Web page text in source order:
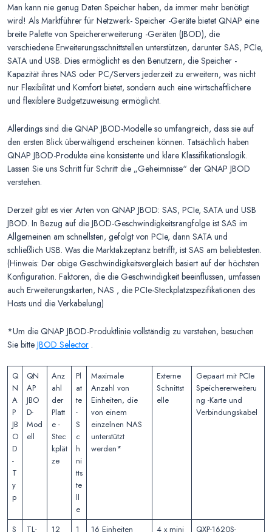
Man kann nie genug Daten Speicher haben, da immer mehr benötigt
wird! Als Marktführer für Netzwerk- Speicher -Geräte bietet QNAP eine
breite Palette von Speichererweiterung -Geräten (JBOD), die
verschiedene Erweiterungsschnittstellen unterstützen, darunter SAS, PCIe,
SATA und USB. Dies ermöglicht es den Benutzern, die Speicher -
Kapazität ihres NAS oder PC/Servers jederzeit zu erweitern, was nicht
nur Flexibilität und Komfort bietet, sondern auch eine wirtschaftlichere
und flexiblere Budgetzuweisung ermöglicht.
Allerdings sind die QNAP JBOD-Modelle so umfangreich, dass sie auf
den ersten Blick überwältigend erscheinen können. Tatsächlich haben
QNAP JBOD-Produkte eine konsistente und klare Klassifikationslogik.
Lassen Sie uns Schritt für Schritt die „Geheimnisse“ der QNAP JBOD
verstehen.
Derzeit gibt es vier Arten von QNAP JBOD: SAS, PCIe, SATA und USB
JBOD. In Bezug auf die JBOD-Geschwindigkeitsrangfolge ist SAS im
Allgemeinen am schnellsten, gefolgt von PCIe, dann SATA und
schließlich USB. Was die Marktakzeptanz betrifft, ist SAS am beliebtesten.
(Hinweis: Der obige Geschwindigkeitsvergleich basiert auf der höchsten
Konfiguration. Faktoren, die die Geschwindigkeit beeinflussen, umfassen
auch Erweiterungskarten, NAS , die PCIe-Steckplatzspezifikationen des
Hosts und die Verkabelung)
*Um die QNAP JBOD-Produktlinie vollständig zu verstehen, besuchen
Sie bitte JBOD Selector .
Q
N
A
P
JB
O
D
-
T
y
p
QN
AP
JBO
D-
Mod
ell
Anz
ahl
der
Platt
e -
Stec
kplät
ze
Pl
at
te
-
S
c
h
ni
tts
te
ll
e
Maximale
Anzahl von
Einheiten, die
von einem
einzelnen NAS
unterstützt
werden*
Externe
Schnittst
elle
Gepaart mit PCIe
Speichererweiteru
ng -Karte und
Verbindungskabel
S
TL-
12
1
16 Einheiten
4 x mini
QXP-1620S-